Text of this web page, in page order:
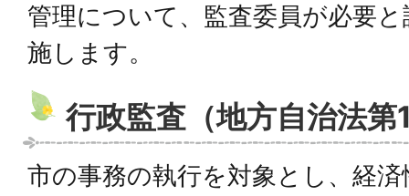
管理について、監査委員が必要
施します。
行政監査（地方自治法
市の事務の執行を対象とし、経